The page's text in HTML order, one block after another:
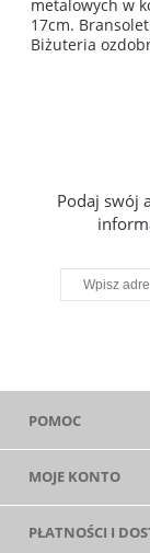
metalowych w
17cm.
Biżuteria
Podaj swój
POMOC
MOJE KONTO
PŁATNOŚCI I